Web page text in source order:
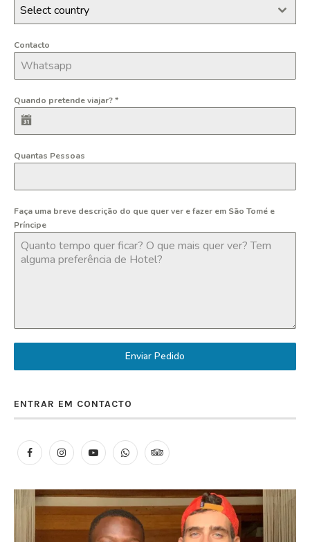
Select country
Contacto
Quando pretende viajar?*
Quantas Pessoas
Faça uma breve descrição do que quer ver e fazer em São Tomé e
Príncipe
Enviar Pedido
ENTRAR EM CONTACTO